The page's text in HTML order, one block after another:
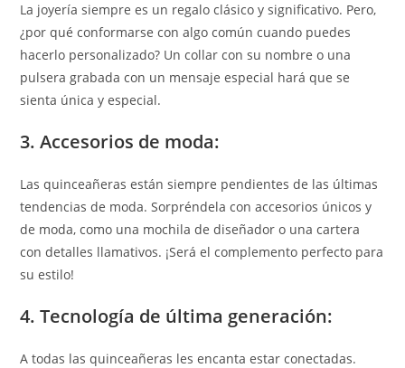
La joyería siempre es un regalo clásico y significativo. Pero,
¿por qué conformarse con algo común cuando puedes
hacerlo personalizado? Un collar con su nombre o una
pulsera grabada con un mensaje especial hará que se
sienta única y especial.
3. Accesorios de moda:
Las quinceañeras están siempre pendientes de las últimas
tendencias de moda. Sorpréndela con accesorios únicos y
de moda, como una mochila de diseñador o una cartera
con detalles llamativos. ¡Será el complemento perfecto para
su estilo!
4. Tecnología de última generación:
A todas las quinceañeras les encanta estar conectadas.